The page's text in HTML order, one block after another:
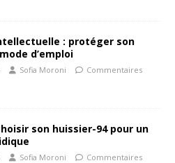
: protéger son
d’emploi
Sofia Moroni
Commentaires
son huissier-94 pour un
Sofia Moroni
Commentaires